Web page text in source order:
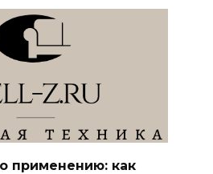
применению: как